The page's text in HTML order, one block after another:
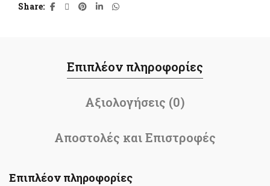
Share
Επιπλέον πληροφορίες
Αξιολογήσεις (0)
Αποστολές και Επιστροφές
Επιπλέον πληροφορίες